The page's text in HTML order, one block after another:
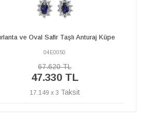
Yüzük
04R0195
46.910 TL
32.840 TL
11.899 x 3